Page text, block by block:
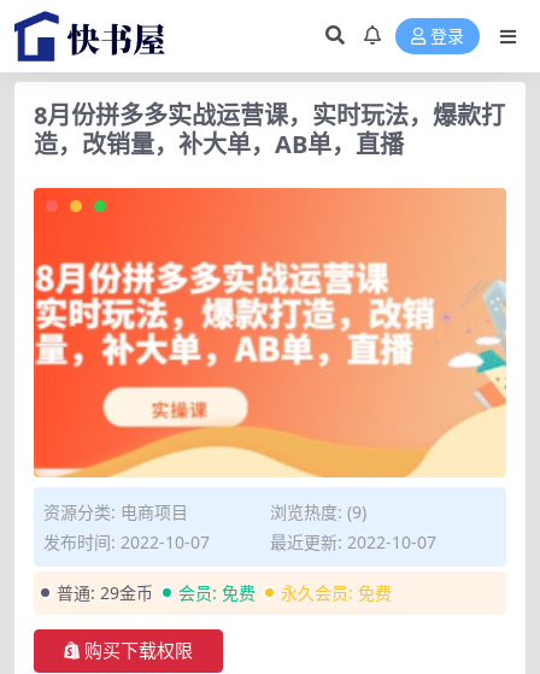
登录
8月份拼多多实战运营课，实时玩法，爆款打
造，改销量，补大单，AB单，直播
资源分类: 电商项目
浏览热度: (9)
发布时间: 2022-10-07
最近更新: 2022-10-07
普通: 29金币 会员: 免费 永久会员: 免费
购买下载权限